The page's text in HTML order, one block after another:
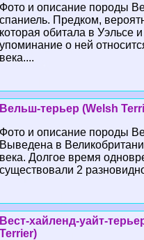
Фото и описание породы
спаниель. Предком,
которая обитала в Уэльсе
упоминание о ней
века....
Вельш-терьер (Welsh
Фото и описание породы
Выведена в
века. Долгое время
существовали 2
Вест-хайленд-уайт-
Terrier)